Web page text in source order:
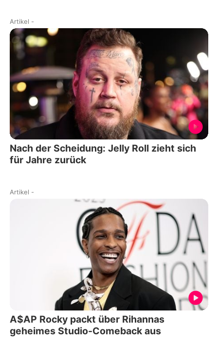
Artikel -
Nach der Scheidung: Jelly Roll zieht sich
für Jahre zurück
Artikel -
A$AP Rocky packt über Rihannas
geheimes Studio-Comeback aus